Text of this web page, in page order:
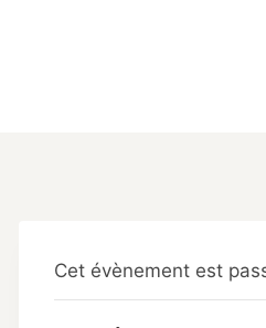
Cet évènement est